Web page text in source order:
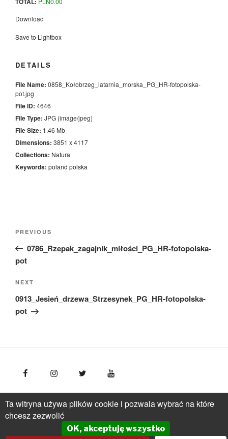
Download
Save to Lightbox
DETAILS
File Name: 0858_Kołobrzeg_latarnia_morska_PG_HR-fotopolska-
pot.jpg
File ID: 4646
File Type: JPG (image/jpeg)
File Size: 1.46 Mb
Dimensions: 3851 x 4117
Collections: Natura
Keywords: poland polska
Previous
Post
PREVIOUS
0786_Rzepak_zagajnik_miłości_PG_HR-fotopolska-
pot
Next
Post
NEXT
0913_Jesień_drzewa_Strzesynek_PG_HR-fotopolska-
pot
FotoPolska
Polska Organizacja Turystyczna, ul.
Młynarska 42, VI piętro, 01-171 Warszawa
(48 22) 536 70 70
pot@pot.gov.pl | www.pot.gov.pl | www.polska.travel
Ta witryna używa plików cookie i pozwala wybrać na które
chcesz zezwolić
OK, akceptuję wszystko